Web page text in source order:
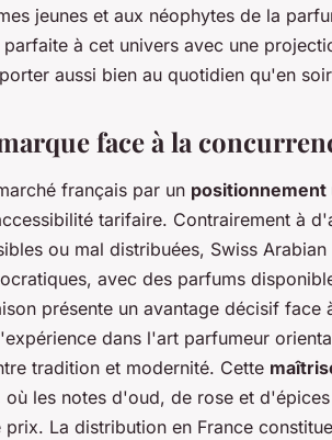
jeunes et aux néophytes de la
à cet univers avec une
aussi bien au quotidien qu'en
face à la
français par un positionnement
tarifaire. Contrairement à
ou mal distribuées, Swiss
avec des parfums
présente un avantage décisif face
dans l'art parfumeur
tradition et modernité. Cette
les notes d'oud, de rose et
La distribution en France